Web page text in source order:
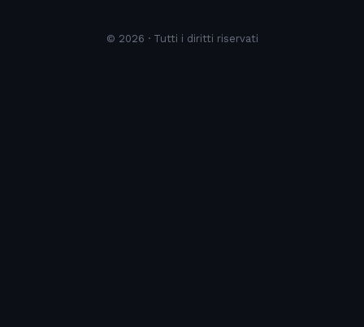
© 2026 · Tutti i diritti riservati